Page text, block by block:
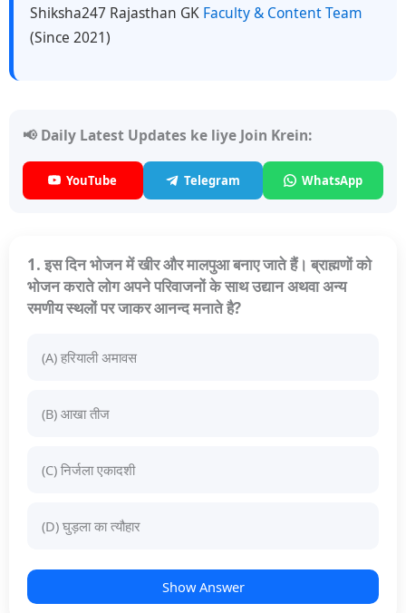
Shiksha247 Rajasthan GK Faculty & Content Team
(Since 2021)
📢 Daily Latest Updates ke liye Join Krein:
YouTube Telegram WhatsApp
1. इस दिन भोजन में खीर और मालपुआ बनाए जाते हैं। ब्राह्मणों को
भोजन कराते लोग अपने परिवाजनों के साथ उद्यान अथवा अन्य
रमणीय स्थलों पर जाकर आनन्द मनाते है?
(A) हरियाली अमावस
(B) आखा तीज
(C) निर्जला एकादशी
(D) घुड़ला का त्यौहार
Show Answer